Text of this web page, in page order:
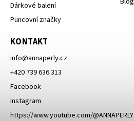
Dárkové balení
Puncovní značky
KONTAKT
info@annaperly.cz
+420 739 636 313
Facebook
Instagram
https://www.youtube.com/@ANNAPERLY